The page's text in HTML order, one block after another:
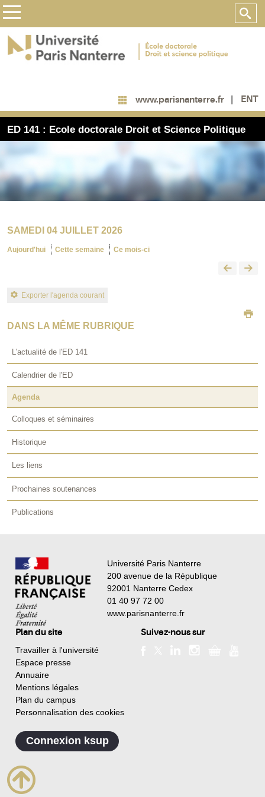
www.parisnanterre.fr ENT
ED 141 : Ecole doctorale Droit et Science Politique
SAMEDI 04 JUILLET 2026
Aujourd'hui Cette semaine Ce mois-ci
Exporter l'agenda courant
DANS LA MÊME RUBRIQUE
L'actualité de l'ED 141
Calendrier de l'ED
Agenda
Colloques et séminaires
Historique
Les liens
Prochaines soutenances
Publications
Université Paris Nanterre
200 avenue de la République
92001 Nanterre Cedex
01 40 97 72 00
www.parisnanterre.fr
Plan du site
Travailler à l'université
Espace presse
Annuaire
Mentions légales
Plan du campus
Personnalisation des cookies
Suivez-nous sur
Connexion ksup